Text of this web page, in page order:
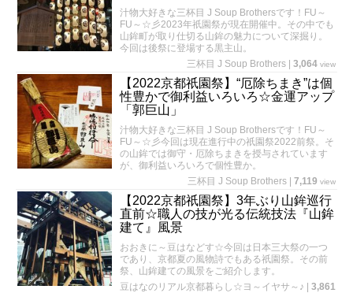
汁物大好きな三杯目 J Soup Brothersです！FU～
FU～☆彡2023年祇園祭が現在開催中。その中でも
山鉾町が取り仕切る山鉾の魅力について深掘り。
今回は後祭に登場する黒主山。
三杯目 J Soup Brothers
3,064 view
【2022京都祇園祭】“厄除ちまき”は個
性豊かで御利益いろいろ☆金運アップ
「郭巨山」
汁物大好きな三杯目 J Soup Brothersです！FU～
FU～☆彡今回は現在進行中の祇園祭2022前祭。そ
の山鉾では御守・厄除ちまきを授与されています
が、御利益いろいろで個性豊か。
三杯目 J Soup Brothers
7,119 view
【2022京都祇園祭】3年ぶり山鉾巡行
直前☆職人の技が光る伝統技法『山鉾
建て』風景
おおきに～豆はなどす☆今回は日本三大祭の一つ
であり、京都夏の風物詩でもある祇園祭。その前
祭、山鉾建ての風景をご紹介します。
豆はなのリアル京都暮らし☆ヨ～イヤサ～♪
3,861